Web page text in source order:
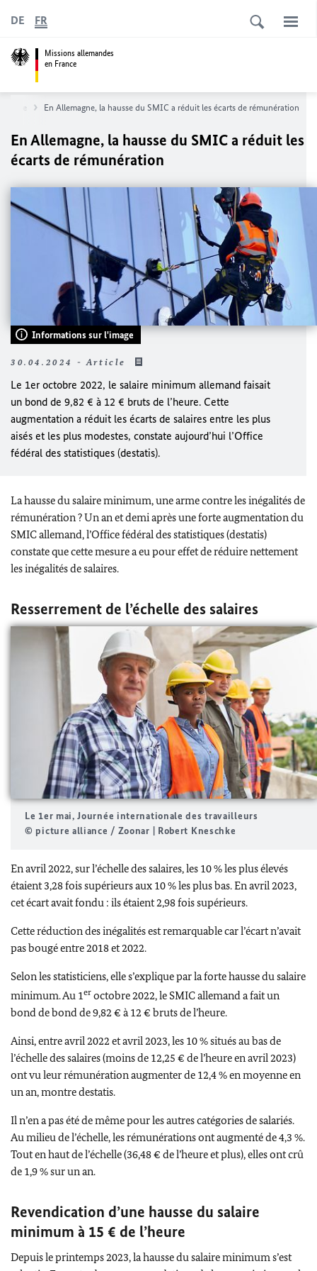
Missions allemandes
en France
DE FR
En Allemagne, la hausse du SMIC a réduit les écarts de rémunération
En Allemagne, la hausse du SMIC a réduit les
écarts de rémunération
Informations sur l'image
30.04.2024 - Article
Le 1er octobre 2022, le salaire minimum allemand faisait
un bond de 9,82 € à 12 € bruts de l’heure. Cette
augmentation a réduit les écarts de salaires entre les plus
aisés et les plus modestes, constate aujourd’hui l’Office
fédéral des statistiques (destatis).
La hausse du salaire minimum, une arme contre les inégalités de
rémunération ? Un an et demi après une forte augmentation du
SMIC allemand, l’Office fédéral des statistiques (destatis)
constate que cette mesure a eu pour effet de réduire nettement
les inégalités de salaires.
Resserrement de l’échelle des salaires
Le 1er mai, Journée internationale des travailleurs
© picture alliance / Zoonar | Robert Kneschke
En avril 2022, sur l’échelle des salaires, les 10 % les plus élevés
étaient 3,28 fois supérieurs aux 10 % les plus bas. En avril 2023,
cet écart avait fondu : ils étaient 2,98 fois supérieurs.
Cette réduction des inégalités est remarquable car l’écart n’avait
pas bougé entre 2018 et 2022.
Selon les statisticiens, elle s’explique par la forte hausse du salaire
minimum. Au 1eroctobre 2022, le SMIC allemand a fait un
bond de bond de 9,82 € à 12 € bruts de l’heure.
Ainsi, entre avril 2022 et avril 2023, les 10 % situés au bas de
l’échelle des salaires (moins de 12,25 € de l’heure en avril 2023)
ont vu leur rémunération augmenter de 12,4 % en moyenne en
un an, montre destatis.
Il n’en a pas été de même pour les autres catégories de salariés.
Au milieu de l’échelle, les rémunérations ont augmenté de 4,3 %.
Tout en haut de l’échelle (36,48 € de l’heure et plus), elles ont crû
de 1,9 % sur un an.
Revendication d’une hausse du salaire
minimum à 15 € de l’heure
Depuis le printemps 2023, la hausse du salaire minimum s’est